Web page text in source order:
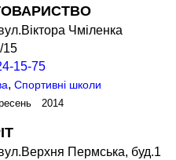
Чміленка
15
15-75
,Спортивні школи
2014
Пермська, буд.1